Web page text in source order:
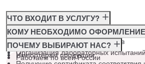
ЧТО ВХОДИТ В УСЛУГУ?
Консультация по требованиям ГОСТ
Подготовка и подача документов
Организация лабораторных
КОМУ НЕОБХОДИМО
Производителям
Импортёрам продукции
ПОЧЕМУ ВЫБИРАЮТ НАС?
Работаем по всей России